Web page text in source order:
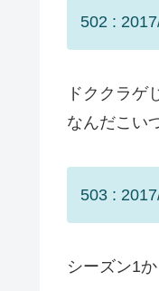
502 :
ドククラゲ
なんだこい
503 :
シーズン1